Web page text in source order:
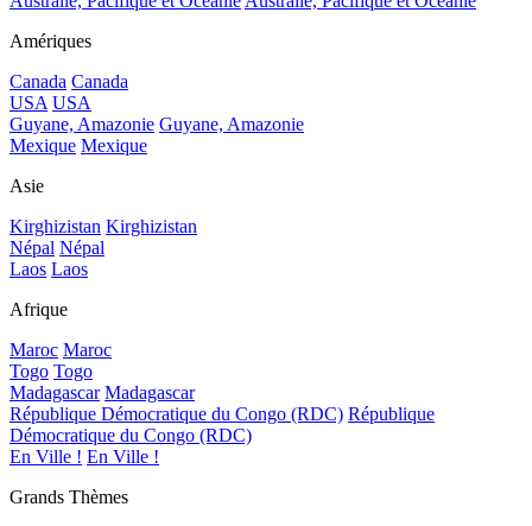
Amériques
Canada Canada
USA USA
Guyane, Amazonie Guyane, Amazonie
Mexique Mexique
Asie
Kirghizistan Kirghizistan
Népal Népal
Laos Laos
Afrique
Maroc Maroc
Togo Togo
Madagascar Madagascar
République Démocratique du Congo (RDC) République
Démocratique du Congo (RDC)
En Ville ! En Ville !
Grands Thèmes